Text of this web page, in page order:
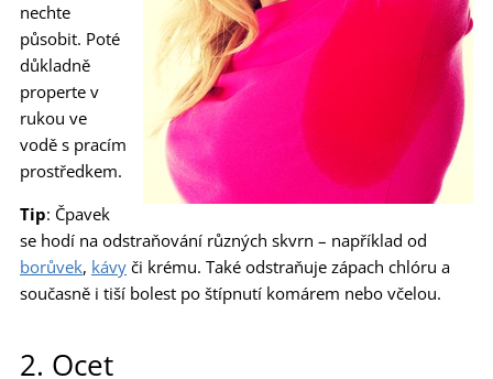
nechte
působit. Poté
důkladně
properte v
rukou ve
vodě s pracím
prostředkem.
Tip: Čpavek
se hodí na odstraňování různých skvrn – například od
borůvek, kávy či krému. Také odstraňuje zápach chlóru a
současně i tiší bolest po štípnutí komárem nebo včelou.
2. Ocet